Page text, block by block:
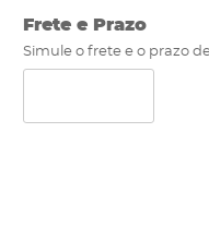
Frete e Prazo
Simule o frete e o prazo